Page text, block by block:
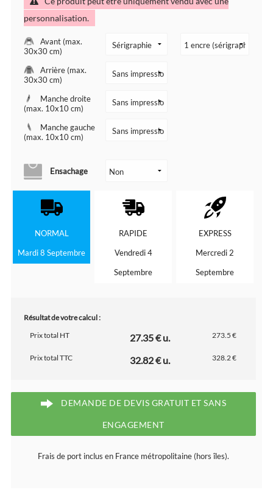
personnalisation.
Avant (max.
30x30 cm)
Arrière (max.
30x30 cm)
Manche droite
(max. 10x10 cm)
Manche gauche
(max. 10x10 cm)
Ensachage
NORMAL
Mardi 8 Septembre
RAPIDE
Vendredi 4
Septembre
EXPRESS
Mercredi 2
Septembre
Résultat de votre calcul :
Prix total HT
27.35 € u. 273.5 €
Prix total TTC 32.82 € u. 328.2 €
DEMANDE DE DEVIS GRATUIT ET SANS
ENGAGEMENT
Frais de port inclus en France métropolitaine (hors îles).